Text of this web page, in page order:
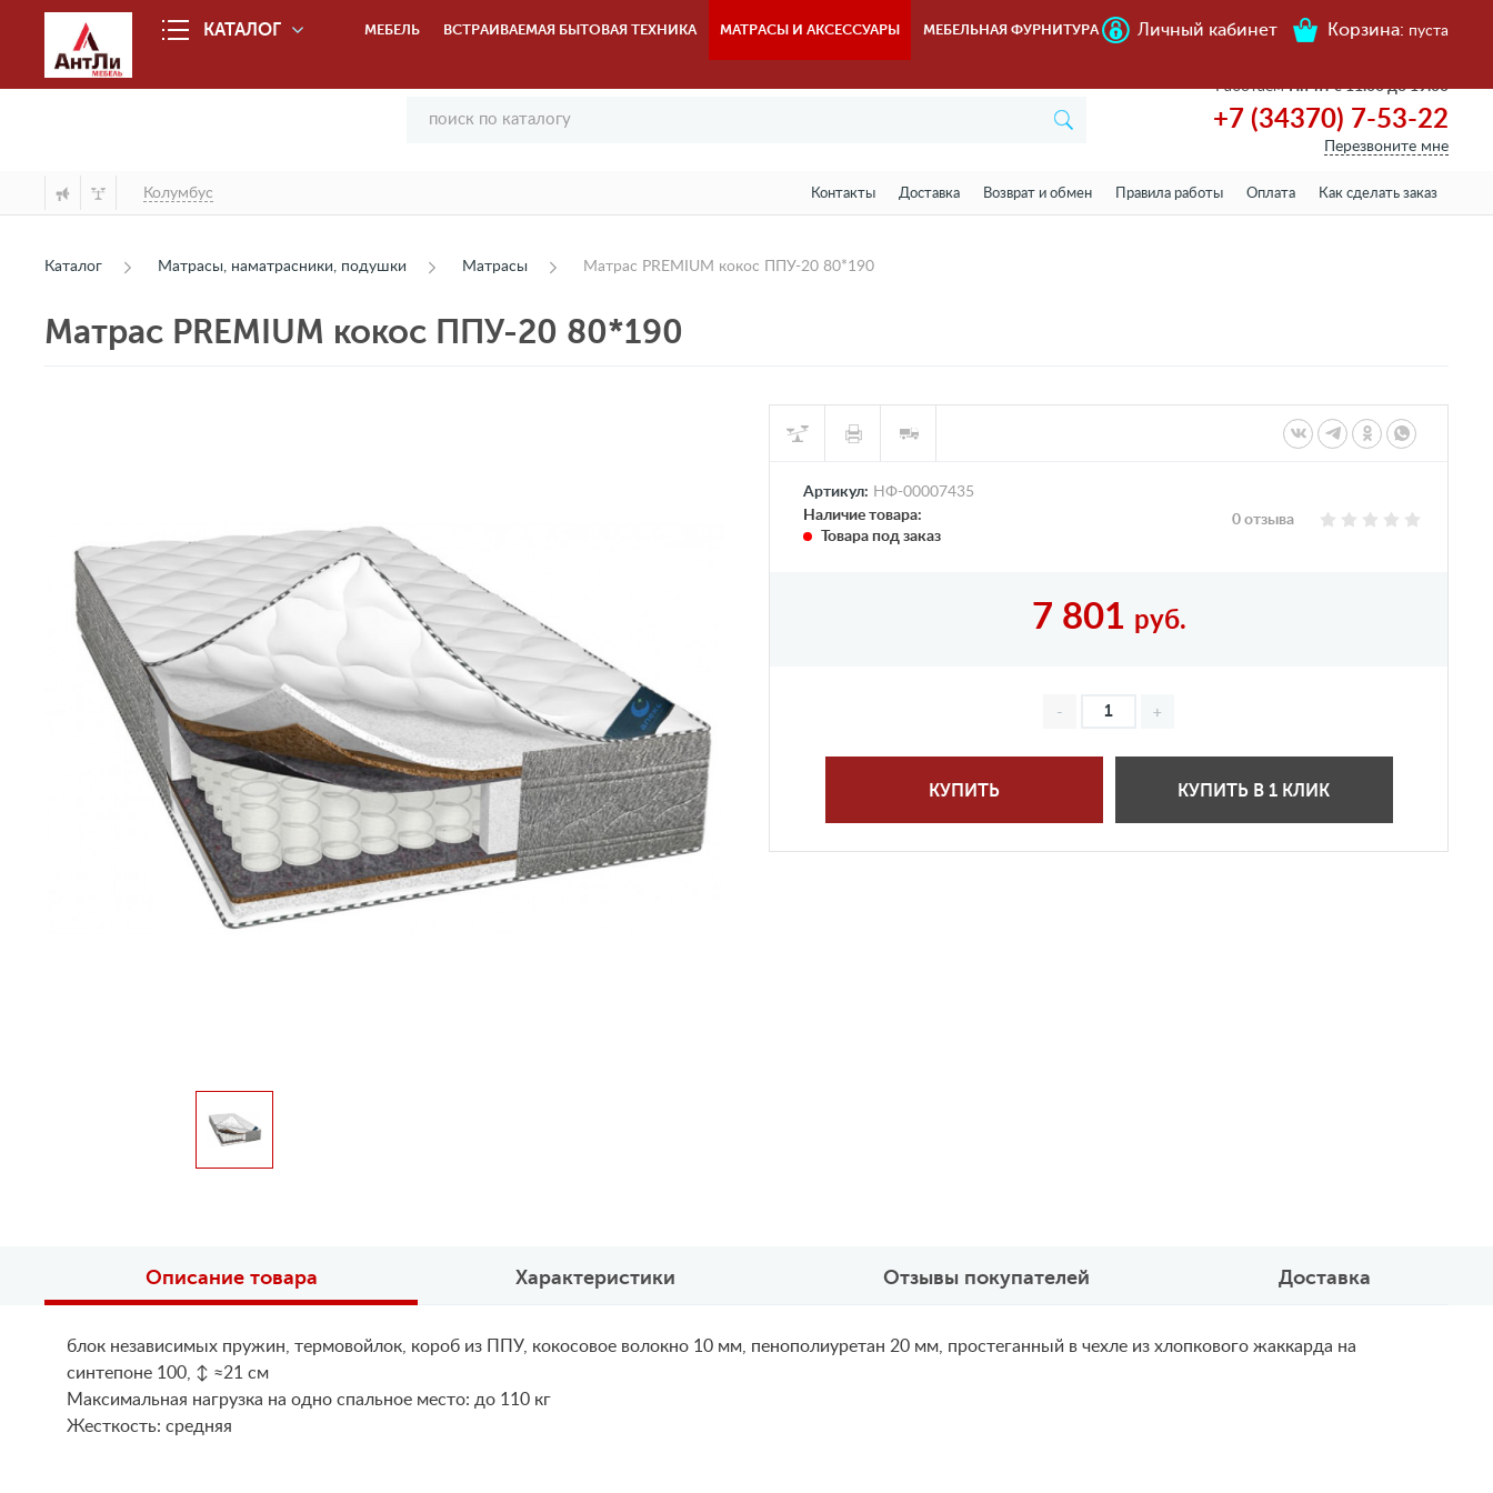
КАТАЛОГ МЕБЕЛЬ ВСТРАИВАЕМАЯ БЫТОВАЯ ТЕХНИКА МАТРАСЫ И АКСЕССУАРЫ МЕБЕЛЬНАЯ ФУРНИТУРА Личный кабинет Корзина: пуста
РаботаемПн-пт с 11.00 до 19.00
+7 (34370) 7-53-22
Перезвоните мне
Колумбус Контакты Доставка Возврат и обмен Правила работы Оплата Как сделать заказ
Каталог Матрасы, наматрасники, подушки Матрасы Матрас PREMIUM кокос ППУ-20 80*190
Матрас PREMIUM кокос ППУ-20 80*190
Артикул: НФ-00007435
Наличие товара:
Товара под заказ
0 отзыва
7 801 руб.
КУПИТЬ КУПИТЬ В 1 КЛИК
Описание товара Характеристики Отзывы покупателей Доставка
блок независимых пружин, термовойлок, короб из ППУ, кокосовое волокно 10 мм, пенополиуретан 20 мм, простеганный в чехле из хлопкового жаккарда на
синтепоне 100, ↕ ≈21 см
Maксимальная нагрузка на одно спальное место: до 110 кг
Жесткость: средняя